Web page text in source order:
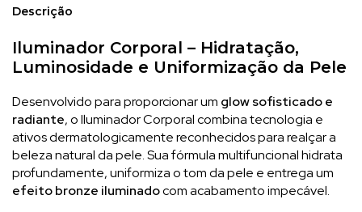
Descrição
Iluminador Corporal – Hidratação,
Luminosidade e Uniformização da Pele
Desenvolvido para proporcionar um glow sofisticado e
radiante, o Iluminador Corporal combina tecnologia e
ativos dermatologicamente reconhecidos para realçar a
beleza natural da pele. Sua fórmula multifuncional hidrata
profundamente, uniformiza o tom da pele e entrega um
efeito bronze iluminadocom acabamento impecável.